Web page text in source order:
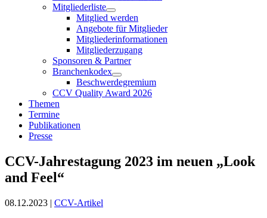
Mitgliederliste
Mitglied werden
Angebote für Mitglieder
Mitgliederinformationen
Mitgliederzugang
Sponsoren & Partner
Branchenkodex
Beschwerdegremium
CCV Quality Award 2026
Themen
Termine
Publikationen
Presse
CCV-Jahrestagung 2023 im neuen „Look
and Feel“
08.12.2023 | CCV-Artikel